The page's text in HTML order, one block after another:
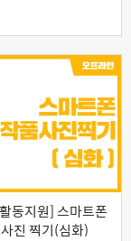
동지원] 스마트폰
진 찍기(심화)